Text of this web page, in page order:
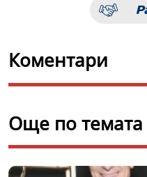
Коментари
Още по темата